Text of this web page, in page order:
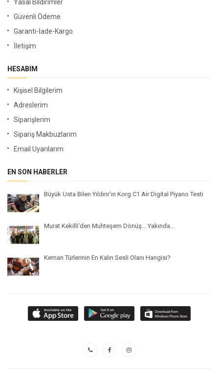
Yasal Bildirimler
Güvenli Ödeme
Garanti-İade-Kargo
İletişim
HESABIM
Kişisel Bilgilerim
Adreslerim
Siparişlerim
Sipariş Makbuzlarım
Email Uyarılarım
EN SON HABERLER
Büyük Usta Bilen Yıldırır'ın Korg C1 Air Digital Piyano Testi
Murat Kekilli'den Muhteşem Dönüş... Yakında...
Keman Türlerinin En Kalın Sesli Olanı Hangisi?